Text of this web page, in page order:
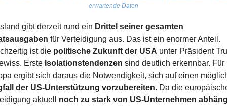
erwartende Daten
gibt derzeit rund ein Drittel seiner gesamten
für Verteidigung aus. Das ist ein enormer Anteil.
ist die politische Zukunft der USA unter Präsident
Erste Isolationstendenzen sind deutlich erkennbar. Für
der US-Unterstützung vorzubereiten. Da die
aktuell noch zu stark von US-Unternehmen